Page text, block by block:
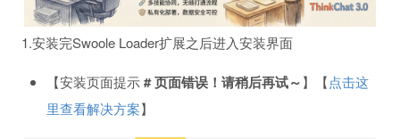
1.安装完Swoole Loader扩展之后进入安装界面
【安装页面提示# 页面错误！请稍后再试～】【点击这
里查看解决方案】